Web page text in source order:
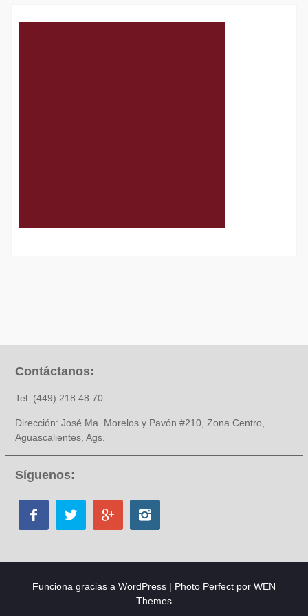
Contáctanos:
Tel: (449) 218 48 70
Dirección: José Ma. Morelos y Pavón #210, Zona Centro,
Aguascalientes, Ags.
Síguenos:
Funciona gracias a WordPress | Photo Perfect por WEN
Themes